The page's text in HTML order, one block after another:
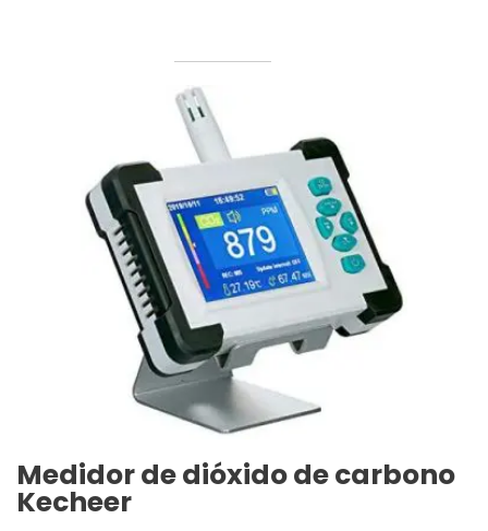
Medidor de dióxido de carbono
Kecheer